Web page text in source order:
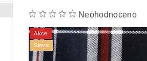
Neohodnoceno
Akce
Sleva